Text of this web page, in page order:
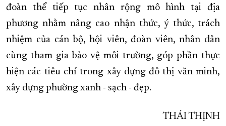
đoàn thể tiếp tục nhân rộng mô hình tại địa
phương nhằm nâng cao nhận thức, ý thức, trách
nhiệm của cán bộ, hội viên, đoàn viên, nhân dân
cùng tham gia bảo vệ môi trường, góp phần thực
hiện các tiêu chí trong xây dựng đô thị văn minh,
xây dựng phường xanh - sạch - đẹp.
THÁI THỊNH